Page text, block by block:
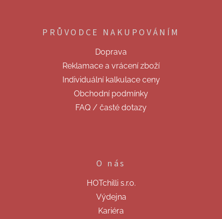
Z
PRŮVODCE NAKUPOVÁNÍM
Doprava
Reklamace a vrácení zboží
Individuální kalkulace ceny
Obchodní podmínky
FAQ / časté dotazy
O nás
HOTchilli s.r.o.
Výdejna
Kariéra